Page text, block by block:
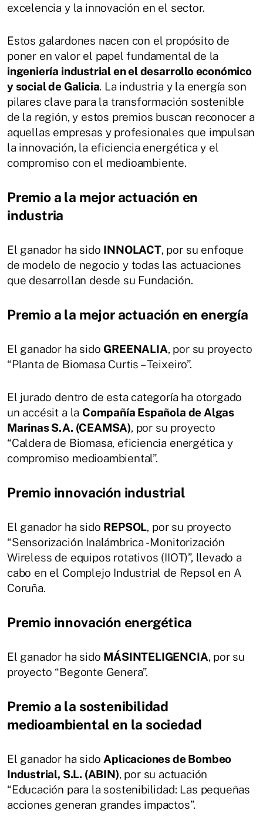
excelencia y la innovación en el sector.
Estos galardones nacen con el propósito de
poner en valor el papel fundamental de la
ingeniería industrial en el desarrollo económico
y social de Galicia. La industria y la energía son
pilares clave para la transformación sostenible
de la región, y estos premios buscan reconocer a
aquellas empresas y profesionales que impulsan
la innovación, la eficiencia energética y el
compromiso con el medioambiente.
Premio a la mejor actuación en
industria
El ganador ha sido INNOLACT, por su enfoque
de modelo de negocio y todas las actuaciones
que desarrollan desde su Fundación.
Premio a la mejor actuación en energía
El ganador ha sido GREENALIA, por su proyecto
“Planta de Biomasa Curtis – Teixeiro”.
El jurado dentro de esta categoría ha otorgado
un accésit a la Compañía Española de Algas
Marinas S.A. (CEAMSA), por su proyecto
“Caldera de Biomasa, eficiencia energética y
compromiso medioambiental”.
Premio innovación industrial
El ganador ha sido REPSOL, por su proyecto
“Sensorización Inalámbrica - Monitorización
Wireless de equipos rotativos (IIOT)”, llevado a
cabo en el Complejo Industrial de Repsol en A
Coruña.
Premio innovación energética
El ganador ha sido MÁSINTELIGENCIA, por su
proyecto “Begonte Genera”.
Premio a la sostenibilidad
medioambiental en la sociedad
El ganador ha sido Aplicaciones de Bombeo
Industrial, S.L. (ABIN), por su actuación
“Educación para la sostenibilidad: Las pequeñas
acciones generan grandes impactos”.